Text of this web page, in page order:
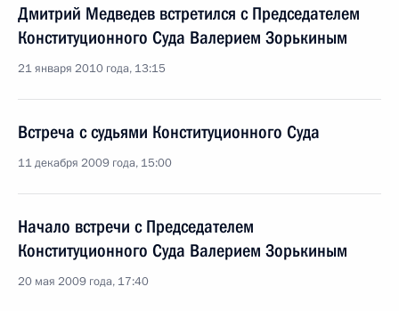
Дмитрий Медведев встретился с Председателем
Конституционного Суда Валерием Зорькиным
21 января 2010 года, 13:15
Встреча с судьями Конституционного Суда
11 декабря 2009 года, 15:00
Начало встречи с Председателем
Конституционного Суда Валерием Зорькиным
20 мая 2009 года, 17:40